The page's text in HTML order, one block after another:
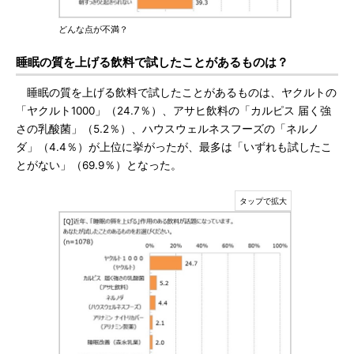
どんな点が不満？
睡眠の質を上げる飲料で試したことがあるものは？
睡眠の質を上げる飲料で試したことがあるものは、ヤクルトの
「ヤクルト1000」（24.7％）、アサヒ飲料の「カルピス 届く強
さの乳酸菌」（5.2％）、ハウスウェルネスフーズの「ネルノ
ダ」（4.4％）が上位に挙がったが、最多は「いずれも試したこ
とがない」（69.9％）となった。